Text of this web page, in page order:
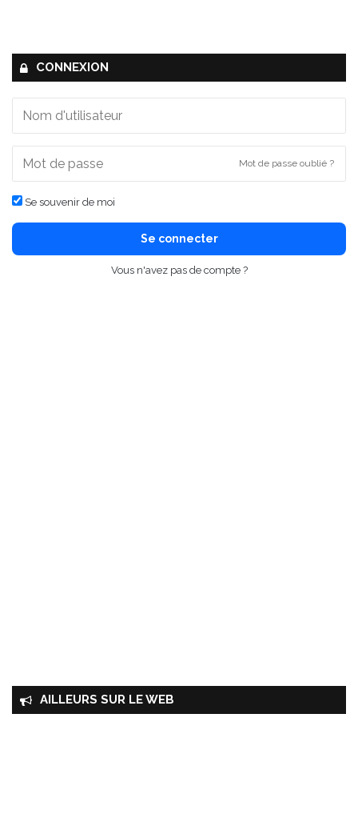
CONNEXION
Mot de passe oublié ?
Se souvenir de moi
Se connecter
Vous n'avez pas de compte ?
AILLEURS SUR LE WEB